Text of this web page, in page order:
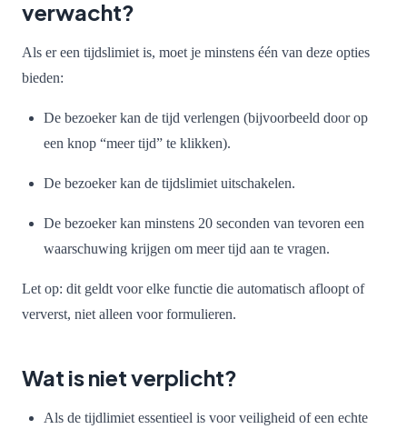
verwacht?
Als er een tijdslimiet is, moet je minstens één van deze opties
bieden:
De bezoeker kan de tijd verlengen (bijvoorbeeld door op
een knop “meer tijd” te klikken).
De bezoeker kan de tijdslimiet uitschakelen.
De bezoeker kan minstens 20 seconden van tevoren een
waarschuwing krijgen om meer tijd aan te vragen.
Let op: dit geldt voor elke functie die automatisch afloopt of
ververst, niet alleen voor formulieren.
Wat is niet verplicht?
Als de tijdlimiet essentieel is voor veiligheid of een echte